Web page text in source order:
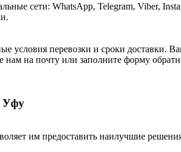
сети: WhatsApp, Telegram, Viber,
перевозки и сроки доставки.
на почту или заполните форму
Уфу
им предоставить наилучшие